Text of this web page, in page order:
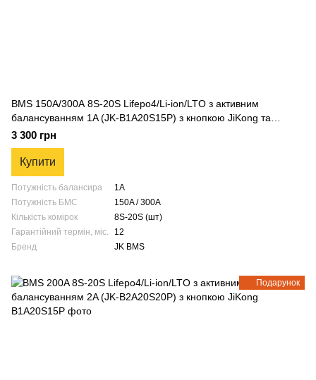
BMS 150A/300А 8S-20S Lifepo4/Li-ion/LTO з активним
балансуванням 1A (JK-B1A20S15P) з кнопкою JiKong та
термеметром
3 300 грн
Купити
Потужність балансира
1A
Потужність БМС
150A / 300A
Кількість комірок
8S-20S (шт)
Гарантійний термін, міс.
12
Бренд
JK BMS
Подарунок